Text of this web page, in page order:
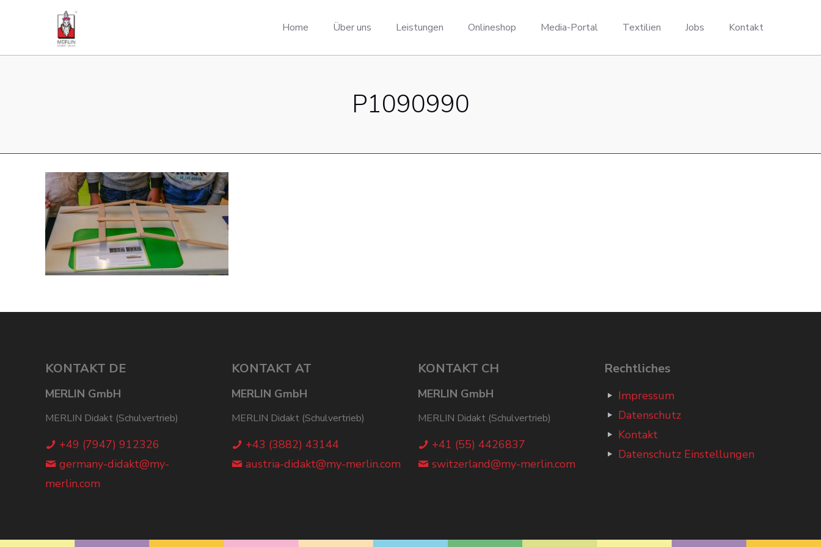
Home Über uns Leistungen Onlineshop Media-Portal Textilien Jobs Kontakt
P1090990
KONTAKT DE
MERLIN GmbH
MERLIN Didakt (Schulvertrieb)
+49 (7947) 912326
germany-didakt@my-
merlin.com
KONTAKT AT
MERLIN GmbH
MERLIN Didakt (Schulvertrieb)
+43 (3882) 43144
austria-didakt@my-merlin.com
KONTAKT CH
MERLIN GmbH
MERLIN Didakt (Schulvertrieb)
+41 (55) 4426837
switzerland@my-merlin.com
Rechtliches
Impressum
Datenschutz
Kontakt
Datenschutz Einstellungen